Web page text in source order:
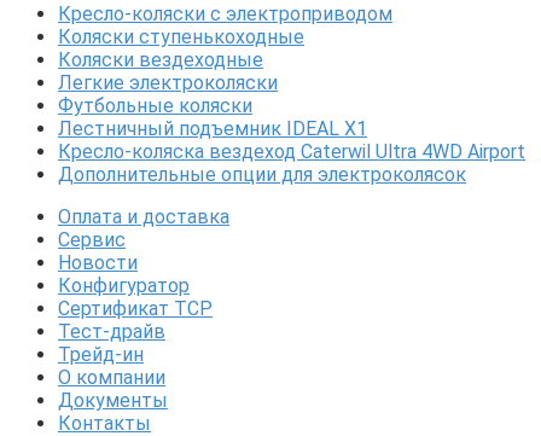
Кресло-коляски с электроприводом
Коляски ступенькоходные
Коляски вездеходные
Легкие электроколяски
Футбольные коляски
Лестничный подъемник IDEAL X1
Кресло-коляска вездеход Caterwil Ultra 4WD Airport
Дополнительные опции для электроколясок
Оплата и доставка
Сервис
Новости
Конфигуратор
Сертификат ТСР
Тест-драйв
Трейд-ин
О компании
Документы
Контакты